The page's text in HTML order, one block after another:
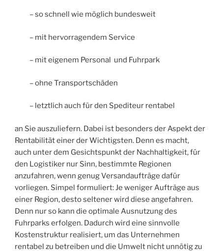
– so schnell wie möglich bundesweit
– mit hervorragendem Service
– mit eigenem Personal und Fuhrpark
– ohne Transportschäden
– letztlich auch für den Spediteur rentabel
an Sie auszuliefern. Dabei ist besonders der Aspekt der
Rentabilität einer der Wichtigsten. Denn es macht,
auch unter dem Gesichtspunkt der Nachhaltigkeit, für
den Logistiker nur Sinn, bestimmte Regionen
anzufahren, wenn genug Versandaufträge dafür
vorliegen. Simpel formuliert: Je weniger Aufträge aus
einer Region, desto seltener wird diese angefahren.
Denn nur so kann die optimale Ausnutzung des
Fuhrparks erfolgen. Dadurch wird eine sinnvolle
Kostenstruktur realisiert, um das Unternehmen
rentabel zu betreiben und die Umwelt nicht unnötig zu